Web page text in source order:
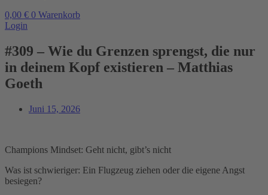
0,00 € 0 Warenkorb
Login
#309 – Wie du Grenzen sprengst, die nur
in deinem Kopf existieren – Matthias
Goeth
Juni 15, 2026
Champions Mindset: Geht nicht, gibt’s nicht
Was ist schwieriger: Ein Flugzeug ziehen oder die eigene Angst
besiegen?